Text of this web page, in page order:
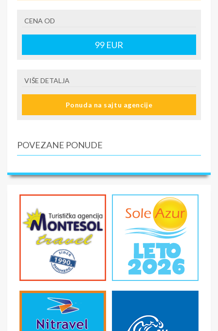
kuhinje, jedne terase (svaka soba ima zaseban izlaz na
Korišćenje klima uređaja je uključeno u cenu. Kreveti su
grčki standardni i u sobi mogu biti ili dva spojena ležaja ili
francuski ležaj. Kuhinja je opremljena osnovnim posuđem
(rešo sa dve ringle, frižider, kao i osnovno posuđe). Vila
gostoprimljivoj i toploj sredini.
*Klima uređaj je uključen u cenu
SMENE
CENA OD
99 EUR
VIŠE DETALJA
Ponuda na sajtu agencije
POVEZANE PONUDE